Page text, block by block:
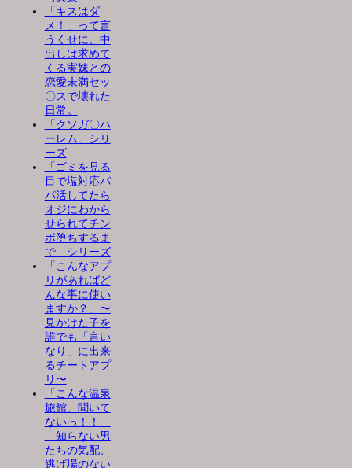
「キスはダ
メ！」って言
うくせに、中
出しは求めて
くる実妹との
恋愛未満セッ
〇スで壊れた
日常。
「クソガ〇ハ
ーレム」シリ
ーズ
「ゴミを見る
目で塩対応パ
パ活してたら
オジにわから
せられてチン
ポ堕ちするま
で」シリーズ
「こんなアプ
リがあればど
んな事に使い
ますか？」〜
見かけた子を
誰でも「言い
なり」に出来
るチートアプ
リ〜
「こんな温泉
旅館、聞いて
ないっ！！」
―知らない男
たちの気配、
逃げ場のない